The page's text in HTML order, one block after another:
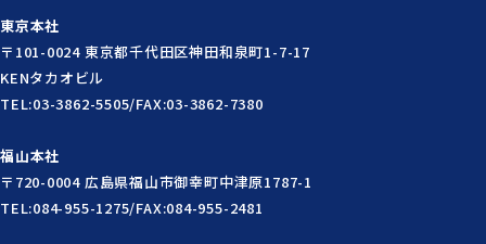
東京本社
〒101-0024 東京都千代田区神田和泉町1-7-17
KENタカオビル
TEL:03-3862-5505/FAX:03-3862-7380
福山本社
〒720-0004 広島県福山市御幸町中津原1787-1
TEL:084-955-1275/FAX:084-955-2481